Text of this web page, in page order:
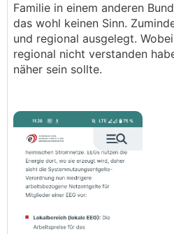
Familie in einem anderen
das wohl keinen Sinn.
und regional ausgelegt.
regional nicht verstanden
näher sein sollte.